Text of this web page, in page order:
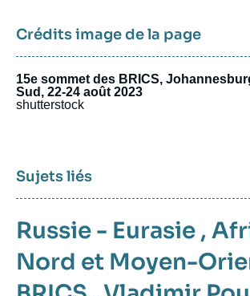
Crédits image de la page
15e sommet des BRICS,
Sud, 22-24 août 2023
shutterstock
Sujets liés
Russie - Eurasie ,
Nord et Moyen-